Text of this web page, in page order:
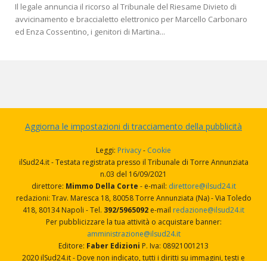
Il legale annuncia il ricorso al Tribunale del Riesame Divieto di
avvicinamento e braccialetto elettronico per Marcello Carbonaro
ed Enza Cossentino, i genitori di Martina...
Aggiorna le impostazioni di tracciamento della pubblicità
Leggi: Privacy- Cookie
ilSud24.it - Testata registrata presso il Tribunale di Torre Annunziata
n.03 del 16/09/2021
direttore: Mimmo Della Corte - e-mail: direttore@ilsud24.it
redazioni: Trav. Maresca 18, 80058 Torre Annunziata (Na) - Via Toledo
418, 80134 Napoli - Tel. 392/5965092 e-mail redazione@ilsud24.it
Per pubblicizzare la tua attività o acquistare banner:
amministrazione@ilsud24.it
Editore: Faber Edizioni P. Iva: 08921001213
2020 ilSud24.it - Dove non indicato, tutti i diritti su immagini, testi e